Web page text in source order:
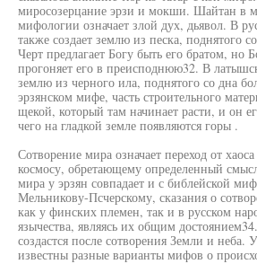
миросозерцание эрзи и мокши. Шайтан в
мифологии означает злой дух, дьявол. В
также создает землю из песка, поднятого
Черт предлагает Богу быть его братом, но
прогоняет его в преисподнюю32. В
землю из черного ила, поднятого со дна
эрзянском мифе, часть строительного
щекой, который там начинает расти, и он
чего на гладкой земле появляются горы .
Сотворение мира означает переход от
космосу, обретающему определенный
мира у эрзян совпадает и с библейской
Мельникову-Псчерскому, сказания о
как у финских племен, так и в русском
язычества, являясь их общим
создастся после сотворения Земли и
известны разные варианты мифов о